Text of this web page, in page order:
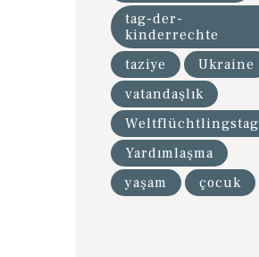
tag-der-
kinderrechte
taziye
Ukraine
vatandaşlık
Weltflüchtlingstag
Yardımlaşma
yaşam
çocuk